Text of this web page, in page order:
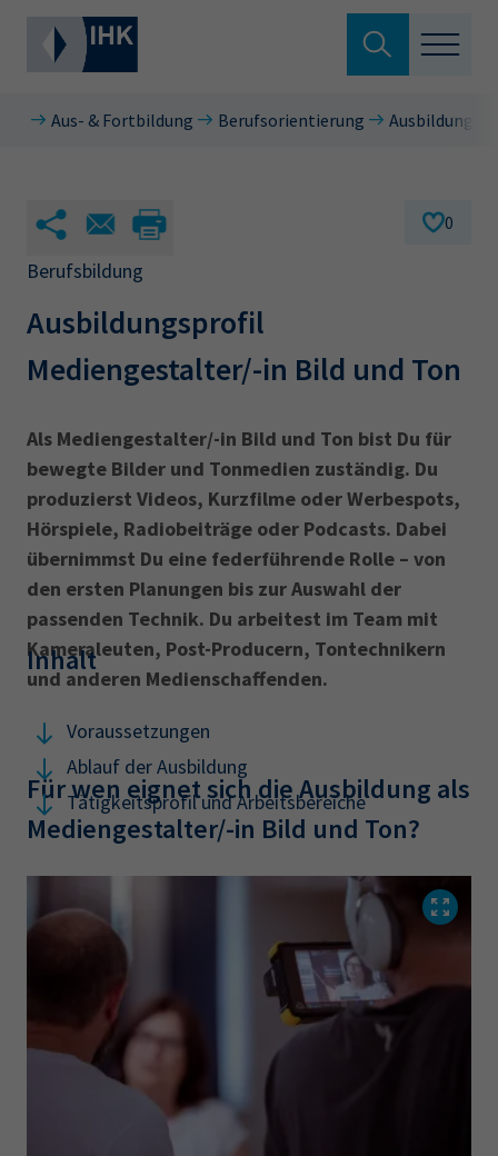
Aus- & Fortbildung
Berufszugang
Ratgeber
Service & Anträge
Über uns
Leichte Sprache
IHK regional
Karriere
EN
IHK Akademie
Log-in
Suche verlassen
Hier können Sie auch aus den meistgesuchten
34a 34c Ausbildungsvertrag
Fachwirt
AdA
34d
Prüfungstermine
Wirtschaftsfachwirt
34f
Negativerklärung
Sachkundeprüfung
Berichtsheft
AEVO
34i
Betriebswirt Prüfbericht
Aus- & Fortbildung Berufsorientierung
0
Berufsbildung
Ausbildungsprofil
Mediengestalter/-in Bild und Ton
Als Mediengestalter/-in Bild und Ton bist Du für
bewegte Bilder und Tonmedien zuständig. Du
produzierst Videos, Kurzfilme oder Werbespots,
Hörspiele, Radiobeiträge oder Podcasts. Dabei
übernimmst Du eine federführende Rolle – von
den ersten Planungen bis zur Auswahl der
passenden Technik. Du arbeitest im Team mit
Kameraleuten, Post-Producern, Tontechnikern
und anderen Medienschaffenden.
Inhalt
Voraussetzungen
Ablauf der Ausbildung
Tätigkeitsprofil und Arbeitsbereiche
Für wen eignet sich die Ausbildung als
Mediengestalter/-in Bild und Ton?